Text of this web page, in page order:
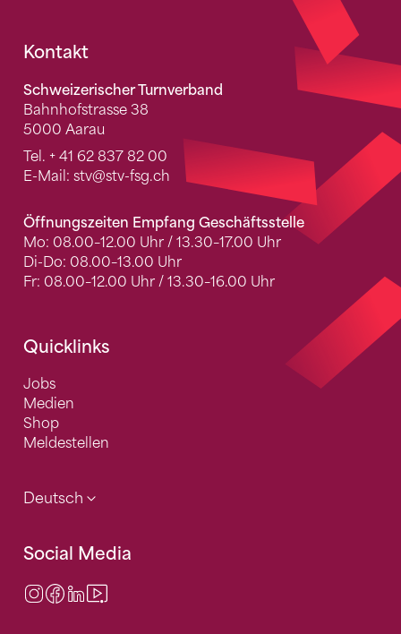
Fusszeile
Kontakt
Schweizerischer Turnverband
Bahnhofstrasse 38
5000 Aarau
Tel. + 41 62 837 82 00
E-Mail: stv@stv-fsg.ch
Öffnungszeiten Empfang Geschäftsstelle
Mo: 08.00–12.00 Uhr / 13.30–17.00 Uhr
Di-Do: 08.00–13.00 Uhr
Fr: 08.00–12.00 Uhr / 13.30–16.00 Uhr
Quicklinks
Jobs
Medien
Shop
Meldestellen
Deutsch
Social Media
Instagram
Facebook
LinkedIn